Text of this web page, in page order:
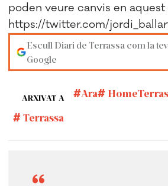
poden veure canvis en aquest
https://twitter.com/
Escull Diari de Terrassa com la
Google
ARXIVAT A Ara
Terrassa